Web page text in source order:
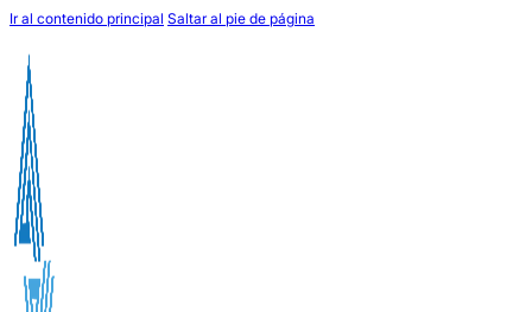
Ir al contenido principal Saltar al pie de página